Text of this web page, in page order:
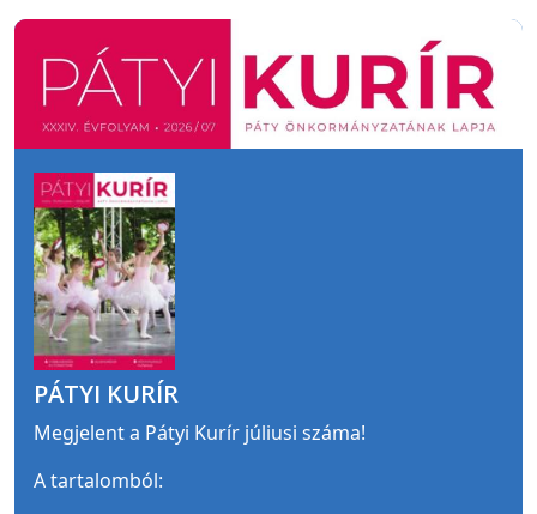
PÁTYI KURÍR
Megjelent a Pátyi Kurír júliusi száma!
A tartalomból: